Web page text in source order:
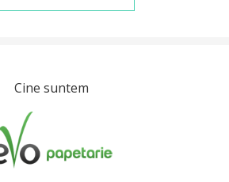
Cine suntem